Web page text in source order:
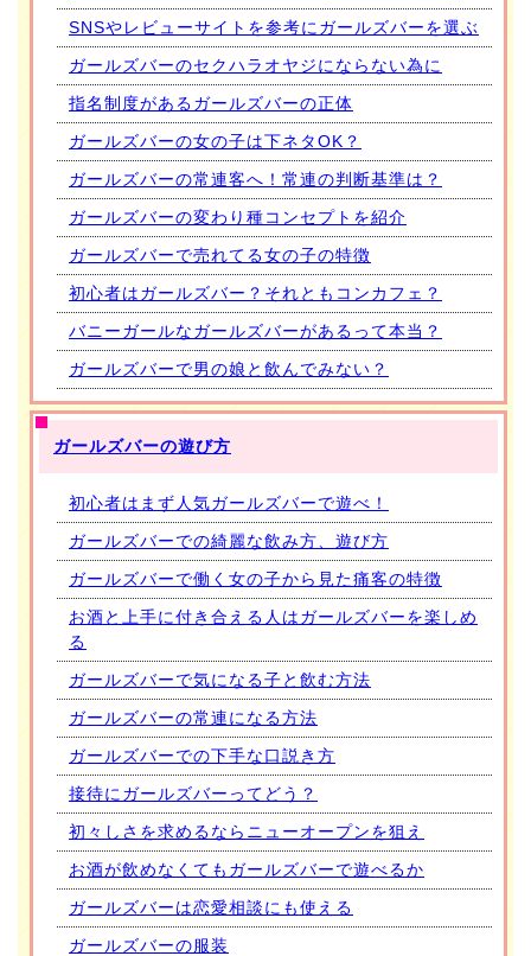
SNSやレビューサイトを参考にガールズバーを選ぶ
ガールズバーのセクハラオヤジにならない為に
指名制度があるガールズバーの正体
ガールズバーの女の子は下ネタOK？
ガールズバーの常連客へ！常連の判断基準は？
ガールズバーの変わり種コンセプトを紹介
ガールズバーで売れてる女の子の特徴
初心者はガールズバー？それともコンカフェ？
バニーガールなガールズバーがあるって本当？
ガールズバーで男の娘と飲んでみない？
ガールズバーの遊び方
初心者はまず人気ガールズバーで遊べ！
ガールズバーでの綺麗な飲み方、遊び方
ガールズバーで働く女の子から見た痛客の特徴
お酒と上手に付き合える人はガールズバーを楽しめ
る
ガールズバーで気になる子と飲む方法
ガールズバーの常連になる方法
ガールズバーでの下手な口説き方
接待にガールズバーってどう？
初々しさを求めるならニューオープンを狙え
お酒が飲めなくてもガールズバーで遊べるか
ガールズバーは恋愛相談にも使える
ガールズバーの服装